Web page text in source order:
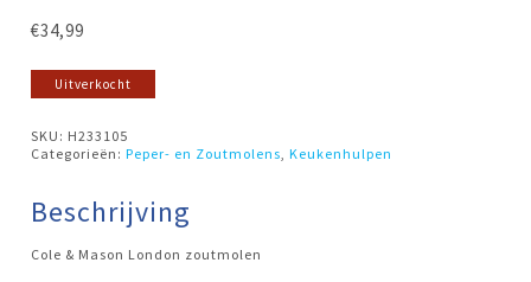
€34,99
Uitverkocht
SKU: H233105
Categorieën:Peper- en Zoutmolens ,Keukenhulpen
Beschrijving
Cole & Mason London zoutmolen